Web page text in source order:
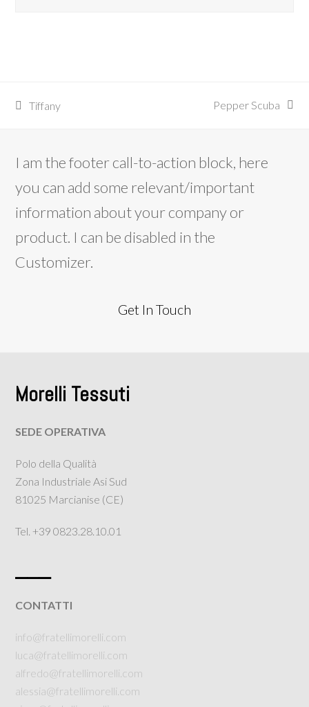
post
Tiffany
articolo
Pepper Scuba
I am the footer call-to-action block, here
you can add some relevant/important
information about your company or
product. I can be disabled in the
Customizer.
Get In Touch
Morelli Tessuti
SEDE OPERATIVA
Polo della Qualità
Zona Industriale Asi Sud
81025 Marcianise (CE)
Tel. +39 0823.28.10.01
CONTATTI
info@fratellimorelli.com
luca@fratellimorelli.com
alfredo@fratellimorelli.com
alessia@fratellimorelli.com